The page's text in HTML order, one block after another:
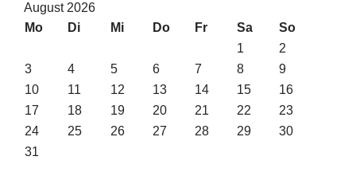
August 2026
Mo
Di Mi Do Fr Sa
So
1
2
3
4 5 6 7 8
9
10
11 12 13 14 15
16
17
18 19 20 21 22
23
24
25 26 27 28 29
30
31